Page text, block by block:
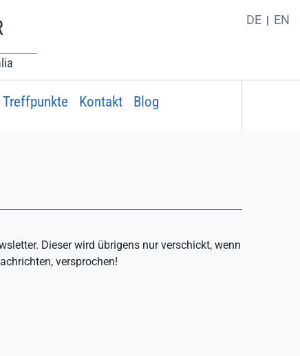
DE EN
Treffpunkte Kontakt Blog
Dieser wird übrigens nur verschickt, wenn
versprochen!